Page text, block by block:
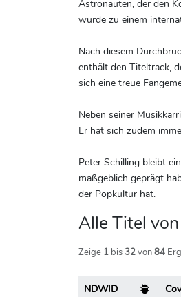
Astronauten, der den
wurde zu einem
Nach diesem
enthält den Titeltrack,
sich eine treue
Neben seiner
Er hat sich zudem
Peter Schilling bleibt
maßgeblich geprägt
der Popkultur hat.
Alle Titel
Zeige 1 bis32von84
NDWID